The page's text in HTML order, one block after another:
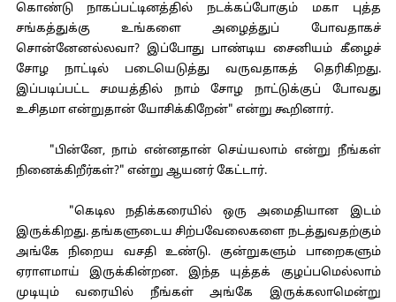
கொண்டு நாகப்பட்டினத்தில் நடக்கப்போகும் மகா புத்த
சங்கத்துக்கு உங்களை அழைத்துப் போவதாகச்
சொன்னேனல்லவா? இப்போது பாண்டிய சைனியம் கீழைச்
சோழ நாட்டில் படையெடுத்து வருவதாகத் தெரிகிறது.
இப்படிப்பட்ட சமயத்தில் நாம் சோழ நாட்டுக்குப் போவது
உசிதமா என்றுதான் யோசிக்கிறேன்" என்று கூறினார்.
"பின்னே, நாம் என்னதான் செய்யலாம் என்று நீங்கள்
நினைக்கிறீர்கள்?" என்று ஆயனர் கேட்டார்.
"கெடில நதிக்கரையில் ஒரு அமைதியான இடம்
இருக்கிறது. தங்களுடைய சிற்பவேலைகளை நடத்துவதற்கும்
அங்கே நிறைய வசதி உண்டு. குன்றுகளும் பாறைகளும்
ஏராளமாய் இருக்கின்றன. இந்த யுத்தக் குழப்பமெல்லாம்
முடியும் வரையில் நீங்கள் அங்கே இருக்கலாமென்று